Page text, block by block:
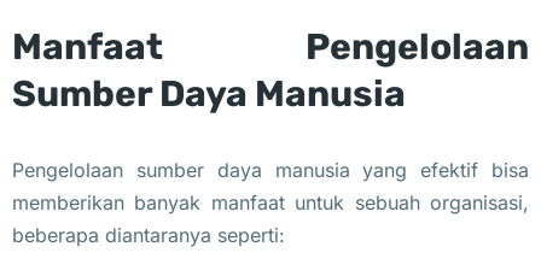
Manfaat Pengelolaan
Sumber Daya Manusia
Pengelolaan sumber daya manusia yang efektif bisa
memberikan banyak manfaat untuk sebuah organisasi,
beberapa diantaranya seperti: